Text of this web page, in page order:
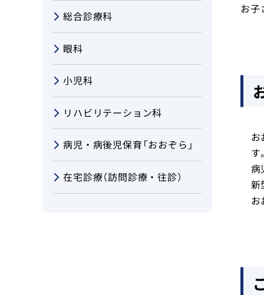
米原診療所
採用情報
お問い合わせ
お子
お
す
病
新
総合診療科
眼科
小児科
リハビリテーション科
病児・病後児保育「おおぞら」
在宅診療（訪問診療・往診）